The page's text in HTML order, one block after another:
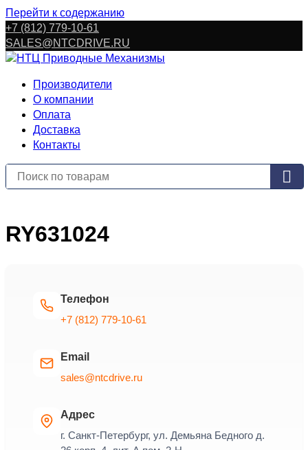
Перейти к содержанию
+7 (812) 779-10-61
SALES@NTCDRIVE.RU
Производители
О компании
Оплата
Доставка
Контакты
RY631024
Телефон
+7 (812) 779-10-61
Email
sales@ntcdrive.ru
Адрес
г. Санкт-Петербург, ул. Демьяна Бедного д.